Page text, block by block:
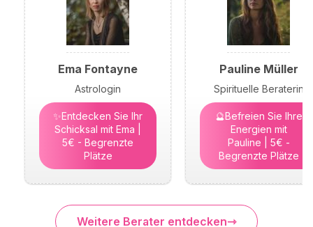
Ema Fontayne
Astrologin
✨Entdecken Sie Ihr
Schicksal mit Ema |
5€ - Begrenzte
Plätze
Pauline Müller
Spirituelle Beraterin
🔮Befreien Sie Ihre
Energien mit
Pauline | 5€ -
Begrenzte Plätze
Weitere Berater entdecken